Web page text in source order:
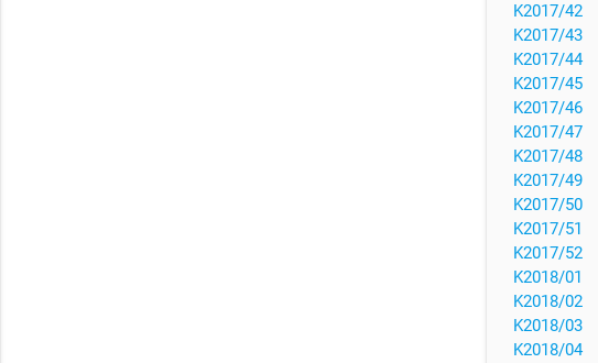
K2017/42
K2017/43
K2017/44
K2017/45
K2017/46
K2017/47
K2017/48
K2017/49
K2017/50
K2017/51
K2017/52
K2018/01
K2018/02
K2018/03
K2018/04